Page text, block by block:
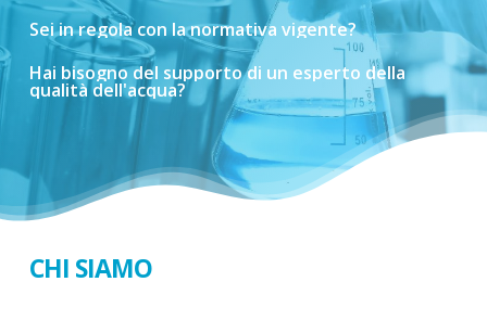
Seiinregola con lanormativa vigente?
Hai bisognodel supportodi un esperto della
qualitàdell'acqua?
CHI SIAMO